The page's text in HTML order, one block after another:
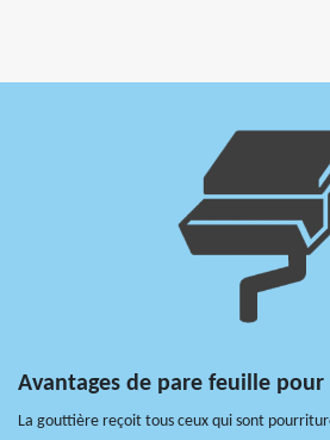
Avantages de pare feuille
La gouttière reçoit tous ceux qui sont